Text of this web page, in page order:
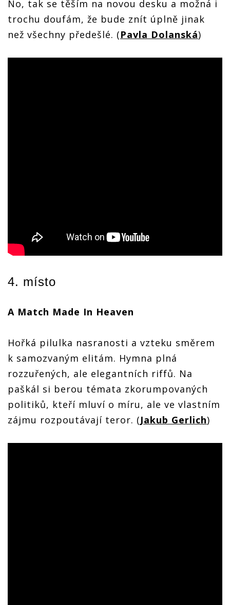
No, tak se těším na novou desku a možná i
trochu doufám, že bude znít úplně jinak
než všechny předešlé. (Pavla Dolanská)
4. místo
A Match Made In Heaven
Hořká pilulka nasranosti a vzteku směrem
k samozvaným elitám. Hymna plná
rozzuřených, ale elegantních riffů. Na
paškál si berou témata zkorumpovaných
politiků, kteří mluví o míru, ale ve vlastním
zájmu rozpoutávají teror. (Jakub Gerlich)